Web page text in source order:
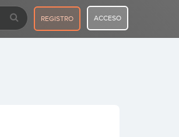
REGISTRO ACCESO